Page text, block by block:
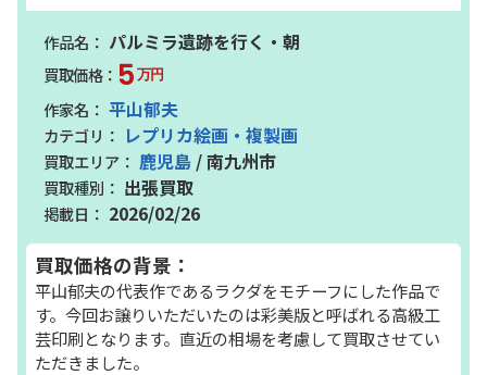
パルミラ遺跡を行く・朝
5万円
平山郁夫
レプリカ絵画・複製画
鹿児島 / 南九州市
出張買取
2026/02/26
買取価格の背景：
平山郁夫の代表作であるラクダをモチーフにした作品で
す。今回お譲りいただいたのは彩美版と呼ばれる高級工
芸印刷となります。直近の相場を考慮して買取させてい
ただきました。